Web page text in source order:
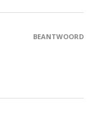
BEANTWOORD